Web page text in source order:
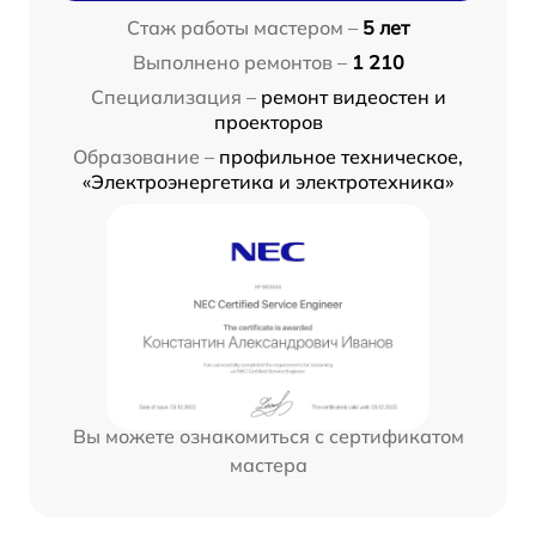
Стаж работы мастером – 5 лет
Выполнено ремонтов – 1 210
Специализация – ремонт видеостен и
проекторов
Образование – профильное техническое,
«Электроэнергетика и электротехника»
Вы можете ознакомиться с сертификатом
мастера